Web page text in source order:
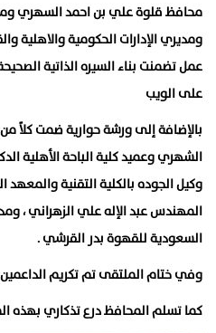
محافظ قلوة علي بن احمد السهري
ومديري الإدارات الحكومية والاهلية
عمل تضمنت بناء السيره الذاتية
على الويب
بالإضافة إلى ورشة حوارية ضمت كلاً
الشهري وعميد كلية الباحة الأهلية
وكيل الجوده بالكلية التقنية والمعهد
المهندس عبد الإله علي الزهراني ،
السعودية للقهوة بدر القرشي .
وفي ختام الملتقى تم تكريم الداعمين
كما تسلم المحافظ درع تذكاري بهذه